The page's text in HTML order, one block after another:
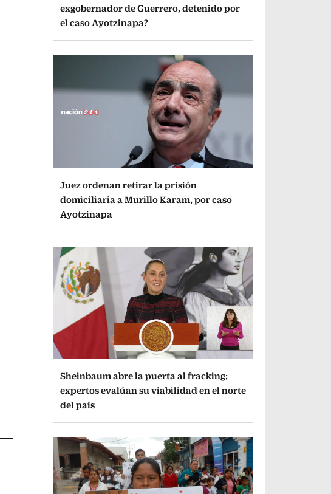
exgobernador de Guerrero, detenido por
el caso Ayotzinapa?
Juez ordenan retirar la prisión
domiciliaria a Murillo Karam, por caso
Ayotzinapa
Sheinbaum abre la puerta al fracking;
expertos evalúan su viabilidad en el norte
del país